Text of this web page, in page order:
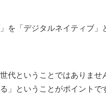
を「デジタルネイティブ」
代ということではありませ
」ということがポイントで